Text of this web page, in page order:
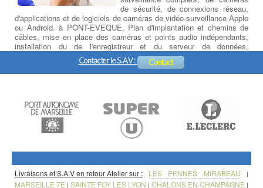
de sécurité, de connexions réseau,
d'applications et de logiciels de caméras de vidéo-surveillance Apple
ou Android. à PONT-EVEQUE, Plan d'implantation et chemins de
câbles, mise en place des caméras et points audio indépendants,
installation du de l'enregistreur et du serveur de données,
paramétrage et formation logicielle, initiation à la prise en main à
distance sur PC, Tablette ou Smartphone.
Contacter le S.A.V : Contact
Livraisons et S.A.V en retour Atelier sur : LES PENNES MIRABEAU |
MARSEILLE 7E | SAINTE FOY LES LYON | CHALONS EN CHAMPAGNE |